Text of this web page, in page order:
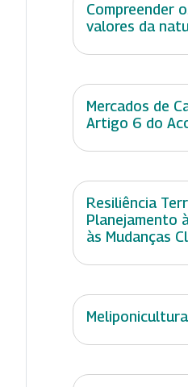
Compreender
valores da
Mercados de
Artigo 6 do
Resiliência
Planejamento
às Mudanças